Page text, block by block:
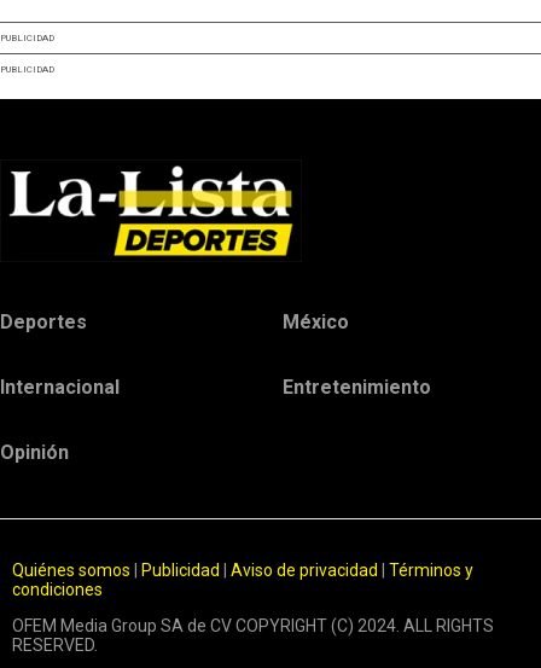
PUBLICIDAD
PUBLICIDAD
Deportes México
Internacional Entretenimiento
Opinión
Quiénes somos Publicidad Aviso de privacidad
Términos y
condiciones
OFEM Media Group SA de CV COPYRIGHT (C) 2024. ALL RIGHTS
RESERVED.